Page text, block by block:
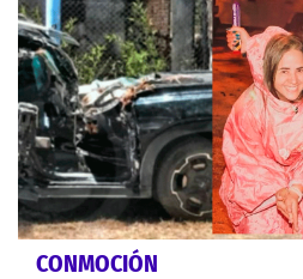
CONMOCIÓN